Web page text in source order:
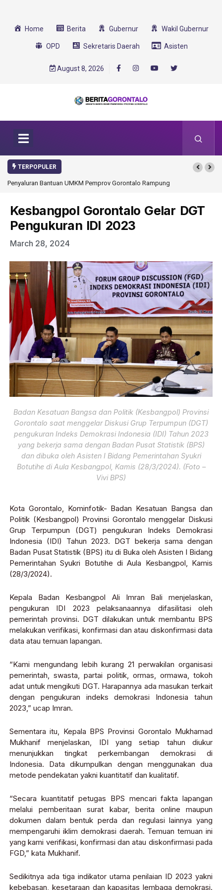
Home Berita Gubernur Wakil Gubernur
OPD Sekretaris Daerah Asisten
August 8, 2026
TERPOPULER
Penyaluran Bantuan UMKM Pemprov Gorontalo Rampung
Kesbangpol Gorontalo Gelar DGT
Pengukuran IDI 2023
March 28, 2024
Badan Kesatuan Bangsa dan Politik (Kesbangpol) Provinsi
Gorontalo saat menggelar Diskusi Grup Terpumpun (DGT)
pengukuran Indeks Demokrasi Indonesia (IDI) Tahun 2023
yang bekerja sama dengan Badan Pusat Statistik (BPS)
dan dibuka oleh Asisten I Bidang Pemerintahan Syukri
Botutihe di Aula Kesbangpol, Kamis (28/3/2024). (Foto –
Vivi BPS)
Kota Gorontalo, Kominfotik- Badan Kesatuan Bangsa dan
Politik (Kesbangpol) Provinsi Gorontalo menggelar Diskusi
Grup Terpumpun (DGT) pengukuran Indeks Demokrasi
Indonesia (IDI) Tahun 2023. DGT bekerja sama dengan
Badan Pusat Statistik (BPS) itu di Buka oleh Asisten I Bidang
Pemerintahan Syukri Botutihe di Aula Kesbangpol, Kamis
(28/3/2024).
Kepala Badan Kesbangpol Ali Imran Bali menjelaskan,
pengukuran IDI 2023 pelaksanaannya difasilitasi oleh
pemerintah provinsi. DGT dilakukan untuk membantu BPS
melakukan verifikasi, konfirmasi dan atau diskonfirmasi data
data atau temuan lapangan.
“Kami mengundang lebih kurang 21 perwakilan organisasi
pemerintah, swasta, partai politik, ormas, ormawa, tokoh
adat untuk mengikuti DGT. Harapannya ada masukan terkait
dengan pengukuran indeks demokrasi Indonesia tahun
2023,” ucap Imran.
Sementara itu, Kepala BPS Provinsi Gorontalo Mukhamad
Mukhanif menjelaskan, IDI yang setiap tahun diukur
menunjukkan tingkat perkembangan demokrasi di
Indonesia. Data dikumpulkan dengan menggunakan dua
metode pendekatan yakni kuantitatif dan kualitatif.
“Secara kuantitatif petugas BPS mencari fakta lapangan
melalui pemberitaan surat kabar, berita online maupun
dokumen dalam bentuk perda dan regulasi lainnya yang
mempengaruhi iklim demokrasi daerah. Temuan temuan ini
yang kami verifikasi, konfirmasi dan atau diskonfirmasi pada
FGD,” kata Mukhanif.
Sedikitnya ada tiga indikator utama penilaian ID 2023 yakni
kebebasan, kesetaraan dan kapasitas lembaga demokrasi.